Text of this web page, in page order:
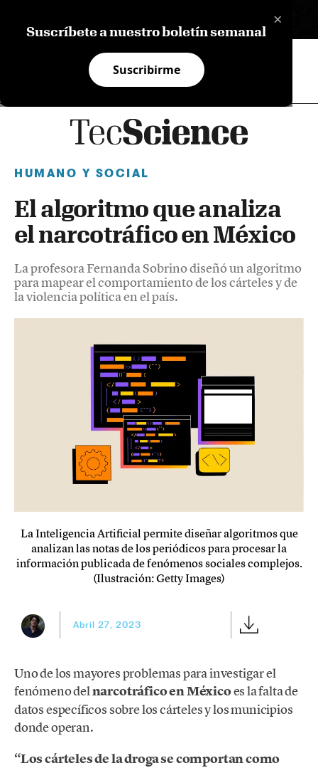
×
Suscríbete a nuestro boletín semanal
Suscribirme
HUMANO Y SOCIAL
El algoritmo que analiza
el narcotráfico en México
La profesora Fernanda Sobrino diseñó un algoritmo
para mapear el comportamiento de los cárteles y de
la violencia política en el país.
La Inteligencia Artificial permite diseñar algoritmos que
analizan las notas de los periódicos para procesar la
información publicada de fenómenos sociales complejos.
(Ilustración: Getty Images)
Abril 27, 2023
Uno de los mayores problemas para investigar el
fenómeno delnarcotráfico en Méxicoes la falta de
datos específicos sobre los cárteles y los municipios
donde operan.
“Los cárteles de la droga se comportan como